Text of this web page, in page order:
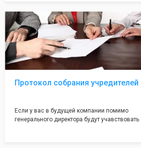
грамотно составят данное заявление, а Вам
нужно будет только поставить подпись на
нём!
Протокол собрания учредителей
Если у вас в будущей компании помимо
генерального директора будут учавствовать